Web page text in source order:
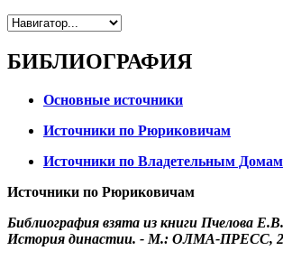
БИБЛИОГРАФИЯ
Основные источники
Источники по Рюриковичам
Источники по Владетельным
Источники по Рюриковичам
Библиография взята из книги Пчелова
История династии. - М.: ОЛМА-ПРЕСС,